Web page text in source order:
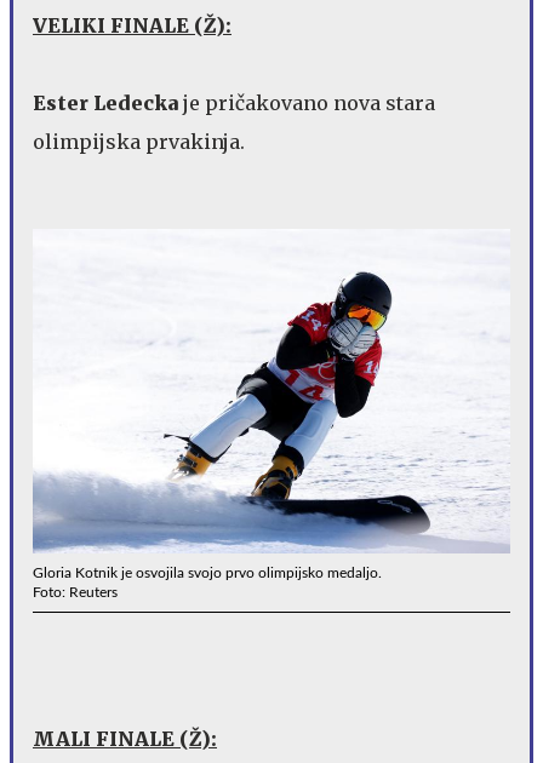
VELIKI FINALE (Ž):
Ester Ledecka je pričakovano nova stara
olimpijska prvakinja.
Gloria Kotnik je osvojila svojo prvo olimpijsko medaljo.
Foto: Reuters
MALI FINALE (Ž):